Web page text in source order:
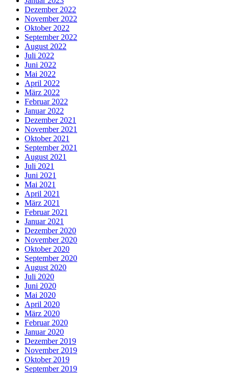
Dezember 2022
November 2022
Oktober 2022
September 2022
August 2022
Juli 2022
Juni 2022
Mai 2022
April 2022
März 2022
Februar 2022
Januar 2022
Dezember 2021
November 2021
Oktober 2021
September 2021
August 2021
Juli 2021
Juni 2021
Mai 2021
April 2021
März 2021
Februar 2021
Januar 2021
Dezember 2020
November 2020
Oktober 2020
September 2020
August 2020
Juli 2020
Juni 2020
Mai 2020
April 2020
März 2020
Februar 2020
Januar 2020
Dezember 2019
November 2019
Oktober 2019
September 2019